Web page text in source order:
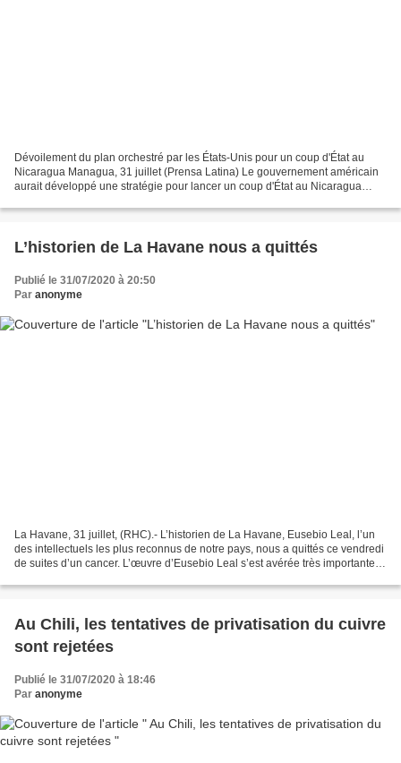
Dévoilement du plan orchestré par les États-Unis pour un coup d'État au
Nicaragua Managua, 31 juillet (Prensa Latina) Le gouvernement américain
aurait développé une stratégie pour lancer un coup d'État au Nicaragua
L’historien de La Havane nous a quittés
Publié le 31/07/2020 à 20:50
Par anonyme
La Havane, 31 juillet, (RHC).- L’historien de La Havane, Eusebio Leal, l’un
des intellectuels les plus reconnus de notre pays, nous a quittés ce vendredi
de suites d’un cancer. L’œuvre d’Eusebio Leal s’est avérée très importante
Au Chili, les tentatives de privatisation du cuivre
sont rejetées
Publié le 31/07/2020 à 18:46
Par anonyme